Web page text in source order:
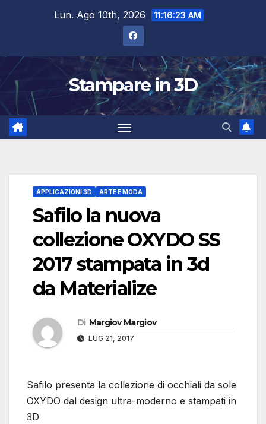
Lun. Ago 10th, 2026 11:16:24 AM
Stampare in 3D
APPLICAZIONI 3D ARTE E MODA
Safilo la nuova
collezione OXYDO SS
2017 stampata in 3d
da Materialize
Di Margiov Margiov
LUG 21, 2017
Safilo presenta la collezione di occhiali da sole
OXYDO dal design ultra-moderno e stampati in
3D